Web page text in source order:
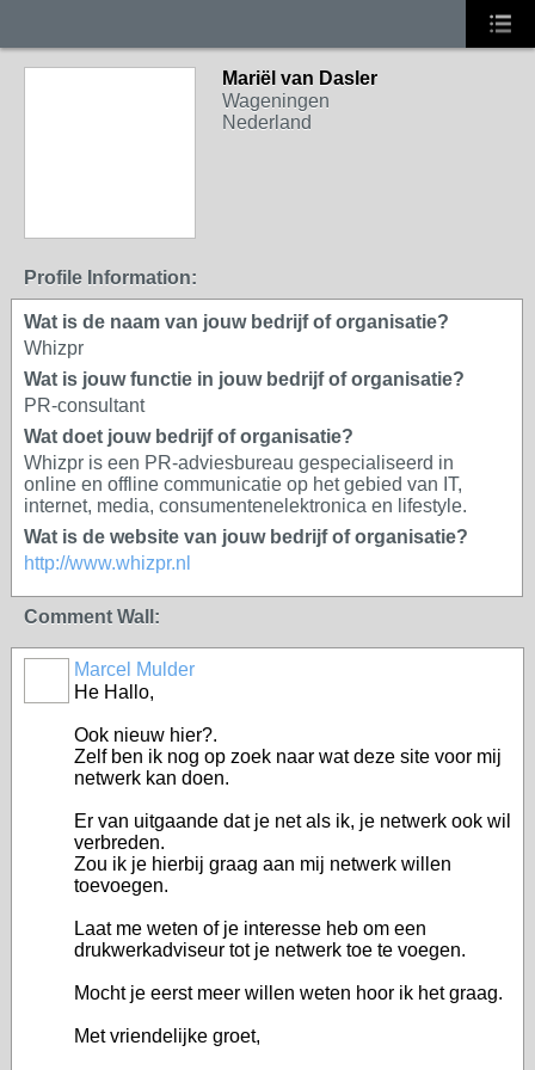
Mariël van Dasler
Wageningen
Nederland
Profile Information:
Wat is de naam van jouw bedrijf of organisatie?
Whizpr
Wat is jouw functie in jouw bedrijf of organisatie?
PR-consultant
Wat doet jouw bedrijf of organisatie?
Whizpr is een PR-adviesbureau gespecialiseerd in
online en offline communicatie op het gebied van IT,
internet, media, consumentenelektronica en lifestyle.
Wat is de website van jouw bedrijf of organisatie?
http://www.whizpr.nl
Comment Wall:
Marcel Mulder
He Hallo,
Ook nieuw hier?.
Zelf ben ik nog op zoek naar wat deze site voor mij
netwerk kan doen.
Er van uitgaande dat je net als ik, je netwerk ook wil
verbreden.
Zou ik je hierbij graag aan mij netwerk willen
toevoegen.
Laat me weten of je interesse heb om een
drukwerkadviseur tot je netwerk toe te voegen.
Mocht je eerst meer willen weten hoor ik het graag.
Met vriendelijke groet,